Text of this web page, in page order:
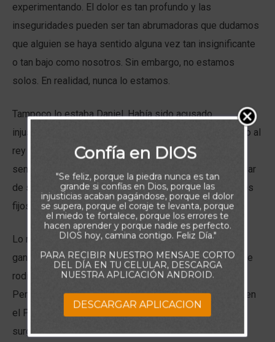
experimentando. El dolor es tan profundo y las
inseguridades pueden ser tan abrumadoras que dudamos
que alguien se haya sentido alguna vez tan insignificante
o tan bajo como nosotros. Sin embargo, no estamos
solos. En realidad, nunca lo estamos.
Tampoco lo estaba Daniel. Había sido acusado
injustamente (Daniel 6). Sus enemigos habían engañado al
rey Darío para que lo castigara por adorar a Dios, y la
sentencia era la muerte a manos de leones. Pero a pesar
de sus terribles circunstancias, Daniel mantuvo sus ojos
fijos en el Señor y se salvó milagrosamente.
Lo mismo puede ocurrirte a ti. Como Daniel, si quieres
ganar las batallas que experimentas, debes lucharlas de
rodillas a solas con Dios. No discutas ni te defiendas.
Permanece fiel a Él, y Él te protegerá. Mantén tus ojos en
el Padre, en lugar de en cualquier situación que pueda
surgir, y Él te llevará a la victoria.
Confía en DIOS
"Se feliz, porque la piedra nunca es tan
grande si confías en Dios, porque las
injusticias acaban pagándose, porque el dolor
se supera, porque el coraje te levanta, porque
el miedo te fortalece, porque los errores te
hacen aprender y porque nadie es perfecto.
DIOS hoy, camina contigo. Feliz Día."
PARA RECIBIR NUESTRO MENSAJE CORTO
DEL DÍA EN TU CELULAR, DESCARGA
NUESTRA APLICACIÓN ANDROID.
DESCARGAR APLICACION